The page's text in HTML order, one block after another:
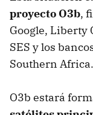
proyecto O3b,
Google, Liberty
SES y los
Southern Africa.
O3b estará